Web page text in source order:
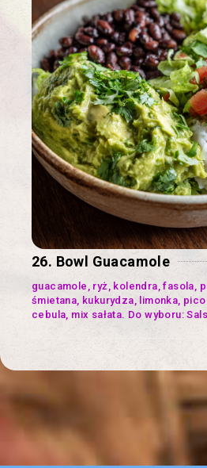
26. Bowl Guacamole
guacamole, ryż, kolendra, fasola,
śmietana, kukurydza, limonka,
cebula, mix sałata. Do wyboru: